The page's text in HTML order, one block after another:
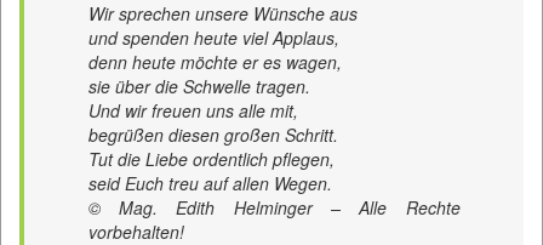
Wir sprechen unsere Wünsche aus
und spenden heute viel Applaus,
denn heute möchte er es wagen,
sie über die Schwelle tragen.
Und wir freuen uns alle mit,
begrüßen diesen großen Schritt.
Tut die Liebe ordentlich pflegen,
seid Euch treu auf allen Wegen.
© Mag. Edith Helminger – Alle Rechte
vorbehalten!